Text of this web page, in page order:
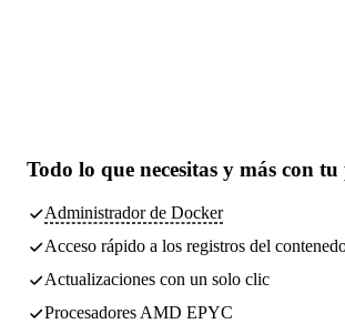
Todo lo que necesitas y más con tu
Administrador de Docker
Acceso rápido a los registros del
Actualizaciones con un solo clic
Procesadores AMD EPYC